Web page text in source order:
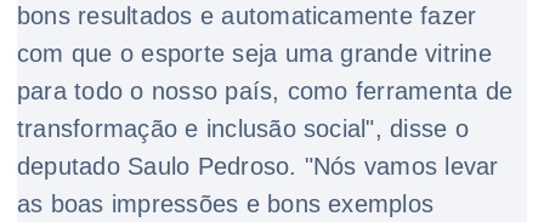
bons resultados e automaticamente fazer
com que o esporte seja uma grande vitrine
para todo o nosso país, como ferramenta de
transformação e inclusão social", disse o
deputado Saulo Pedroso. "Nós vamos levar
as boas impressões e bons exemplos